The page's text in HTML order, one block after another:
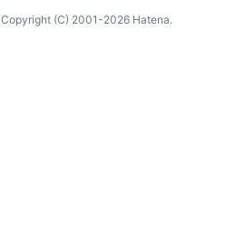
Copyright (C) 2001-2026 Hatena.